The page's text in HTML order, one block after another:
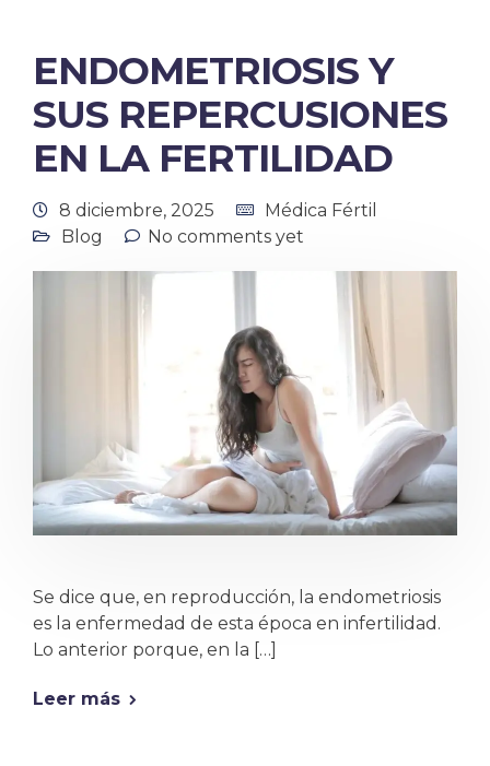
ENDOMETRIOSIS Y
SUS REPERCUSIONES
EN LA FERTILIDAD
8 diciembre, 2025
Médica Fértil
Blog
No comments yet
Se dice que, en reproducción, la endometriosis
es la enfermedad de esta época en infertilidad.
Lo anterior porque, en la […]
Leer más